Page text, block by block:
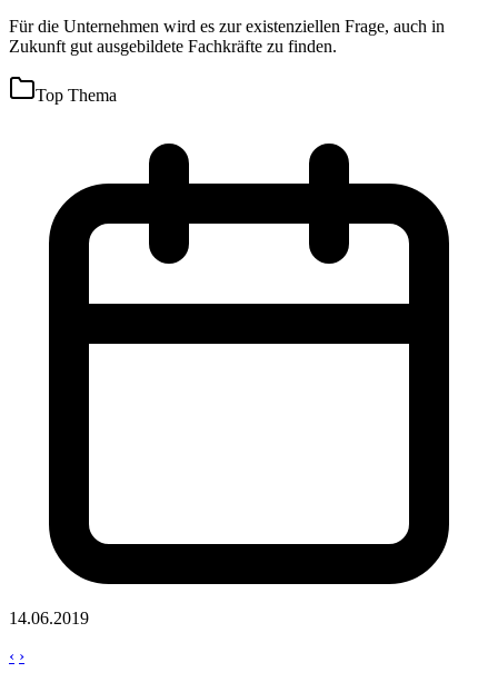
Für die Unternehmen wird es zur existenziellen Frage, auch in
Zukunft gut ausgebildete Fachkräfte zu finden.
Top Thema
14.06.2019
‹ ›